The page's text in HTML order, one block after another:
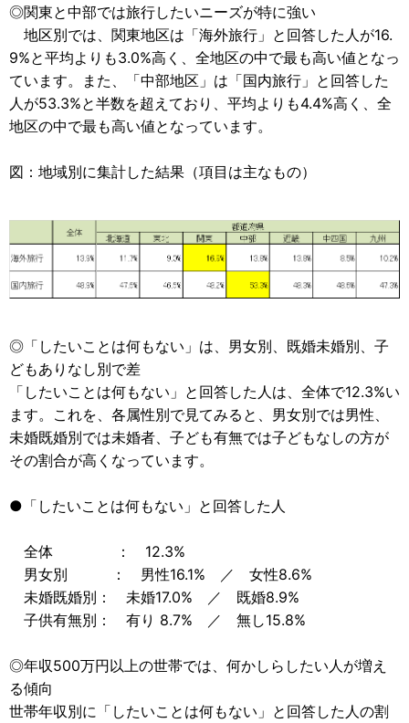
◎関東と中部では旅行したいニーズが特に強い
地区別では、関東地区は「海外旅行」と回答した人が16.
9%と平均よりも3.0%高く、全地区の中で最も高い値となっ
ています。また、「中部地区」は「国内旅行」と回答した
人が53.3%と半数を超えており、平均よりも4.4%高く、全
地区の中で最も高い値となっています。
図：地域別に集計した結果（項目は主なもの）
◎「したいことは何もない」は、男女別、既婚未婚別、子
どもありなし別で差
「したいことは何もない」と回答した人は、全体で12.3%い
ます。これを、各属性別で見てみると、男女別では男性、
未婚既婚別では未婚者、子ども有無では子どもなしの方が
その割合が高くなっています。
●「したいことは何もない」と回答した人
全体 ： 12.3%
男女別 ： 男性16.1% ／ 女性8.6%
未婚既婚別： 未婚17.0% ／ 既婚8.9%
子供有無別： 有り 8.7% ／ 無し15.8%
◎年収500万円以上の世帯では、何かしらしたい人が増え
る傾向
世帯年収別に「したいことは何もない」と回答した人の割